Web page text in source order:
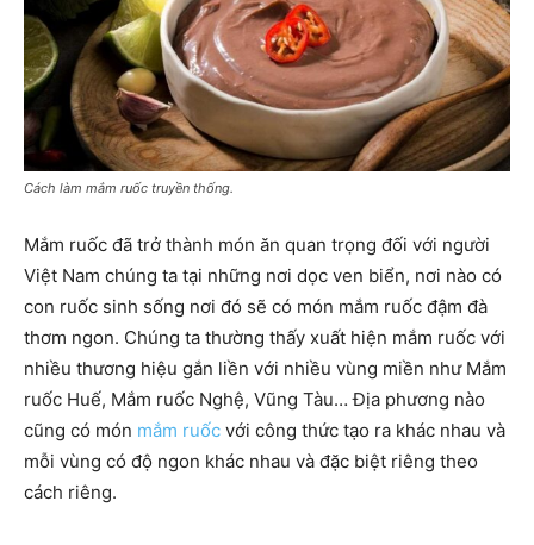
Cách làm mắm ruốc truyền thống.
Mắm ruốc đã trở thành món ăn quan trọng đối với người
Việt Nam chúng ta tại những nơi dọc ven biển, nơi nào có
con ruốc sinh sống nơi đó sẽ có món mắm ruốc đậm đà
thơm ngon. Chúng ta thường thấy xuất hiện mắm ruốc với
nhiều thương hiệu gắn liền với nhiều vùng miền như Mắm
ruốc Huế, Mắm ruốc Nghệ, Vũng Tàu… Địa phương nào
cũng có món mắm ruốc với công thức tạo ra khác nhau và
mỗi vùng có độ ngon khác nhau và đặc biệt riêng theo
cách riêng.